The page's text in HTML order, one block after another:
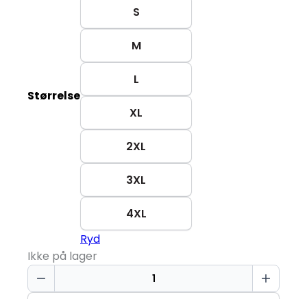
Størrelse
S
M
L
XL
2XL
3XL
4XL
Ryd
Ikke på lager
Sweatshirt
|